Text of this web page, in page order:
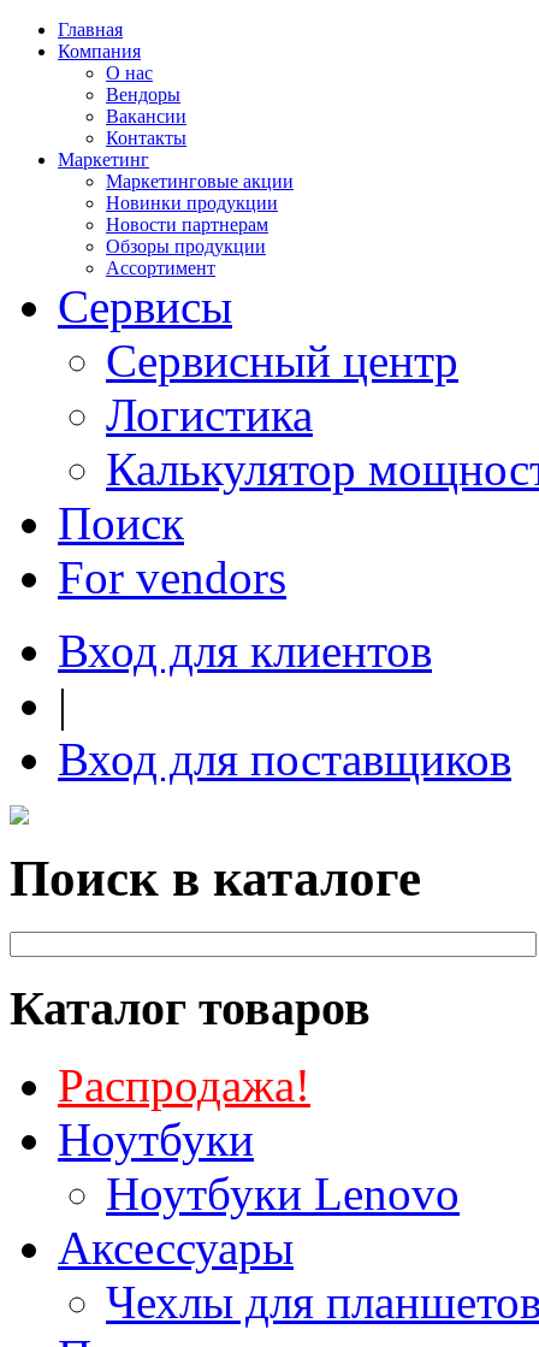
Главная
Компания
О нас
Вендоры
Вакансии
Контакты
Маркетинг
Маркетинговые акции
Новинки продукции
Новости партнерам
Обзоры продукции
Ассортимент
Сервисы
Сервисный центр
Логистика
Калькулятор
Поиск
For vendors
Вход для клиентов
|
Вход для поставщиков
Поиск в каталоге
Каталог товаров
Распродажа!
Ноутбуки
Ноутбуки Lenovo
Аксессуары
Чехлы для